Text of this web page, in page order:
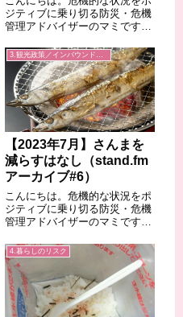
ジティブに乗り切る防災・危機
管理アドバイザーのマミです。
クチュアリ出版さんで「食べる
前に見る、食品表示から健康美
人になる方法」のテーマで講演
させていただきました。その講
演内容についての...
3.観光政策／インバウンド／地域経済
【2023年7月】さんまを
減らすはなし（stand.fm
アーカイブ#6）
こんにちは。危機的な状況をポ
ジティブに乗り切る防災・危機
管理アドバイザーのマミです。
「さんま」の漁獲量についての
お話をいたします。カテゴリ―
としては、暮らしのリスク危機
管理なんですが、漁業に関する
問題、地域経済を...
4.暮らしのリスク